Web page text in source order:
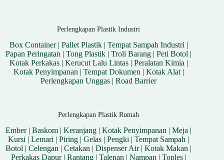
Perlengkapan Plastik Industri
Box Container| Pallet Plastik| Tempat Sampah Industri |
Papan Peringatan |Tong Plastik |Troli Barang |Peti Botol |
Kotak Perkakas| Kerucut Lalu Lintas| Peralatan Kimia |
Kotak Penyimpanan | Tempat Dokumen | Kotak Alat|
Perlengkapan Unggas |Road Barrier
Perlengkapan Plastik Rumah
Ember|Baskom |Keranjang |Kotak Penyimpanan |Meja |
Kursi |Lemari |Piring |Gelas |Pengki |Tempat Sampah |
Botol |Celengan |Cetakan |Dispenser Air|Kotak Makan |
Perkakas Dapur| Rantang| Talenan | Nampan | Toples|